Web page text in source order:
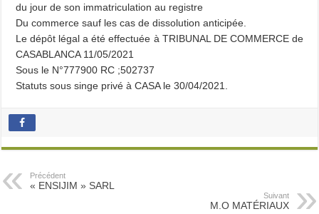
du jour de son immatriculation au registre
Du commerce sauf les cas de dissolution anticipée.
Le dépôt légal a été effectuée à TRIBUNAL DE COMMERCE de
CASABLANCA 11/05/2021
Sous le N°777900 RC ;502737
Statuts sous singe privé à CASA le 30/04/2021.
Précédent
« ENSIJIM » SARL
Suivant
M.O MATÉRIAUX